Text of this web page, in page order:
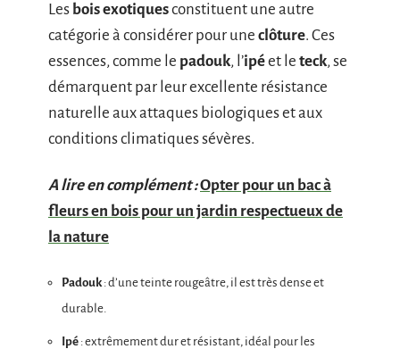
Les bois exotiquesconstituent une autre
catégorie à considérer pour une clôture. Ces
essences, comme le padouk, l’ipéet le teck, se
démarquent par leur excellente résistance
naturelle aux attaques biologiques et aux
conditions climatiques sévères.
A lire en complément :Opter pour un bac à
fleurs en bois pour un jardin respectueux de
la nature
Padouk: d’une teinte rougeâtre, il est très dense et
durable.
Ipé : extrêmement dur et résistant, idéal pour les